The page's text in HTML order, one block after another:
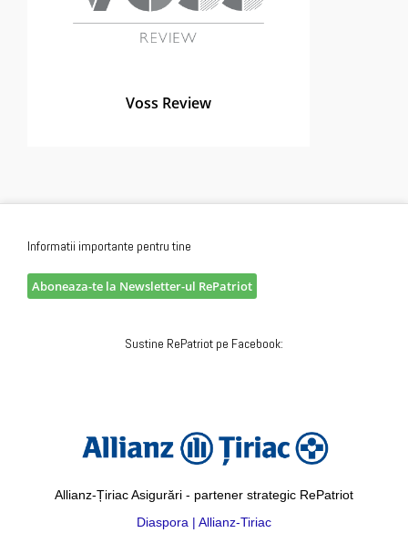
Voss Review
Informatii importante pentru tine
Aboneaza-te la Newsletter-ul RePatriot
Sustine RePatriot pe Facebook:
Allianz-Țiriac Asigurări - partener strategic RePatriot
Diaspora | Allianz-Tiriac